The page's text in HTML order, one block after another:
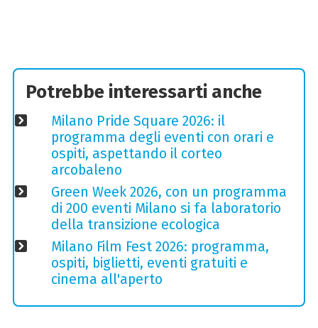
Potrebbe interessarti anche
Milano Pride Square 2026: il
programma degli eventi con orari e
ospiti, aspettando il corteo
arcobaleno
Green Week 2026, con un programma
di 200 eventi Milano si fa laboratorio
della transizione ecologica
Milano Film Fest 2026: programma,
ospiti, biglietti, eventi gratuiti e
cinema all'aperto